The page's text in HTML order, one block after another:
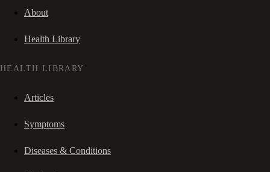
About
Health Library
HEALTH LIBRARY
Articles
Symptoms
Diseases & Conditions